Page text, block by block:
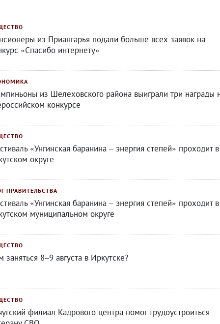
из Приангарья подали больше всех заявок на
«Спасибо интернету»
из Шелеховского района выиграли три награды
конкурсе
«Унгинская баранина – энергия степей» проходит в
округе
ПРАВИТЕЛЬСТВА
«Унгинская баранина – энергия степей» проходит в
муниципальном округе
заняться 8–9 августа в Иркутске?
филиал Кадрового центра помог трудоустроиться